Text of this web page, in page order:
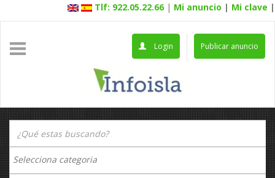
Tlf: 922.05.22.66 | Mi anuncio | Mi clave |
Publicar anuncio
Login